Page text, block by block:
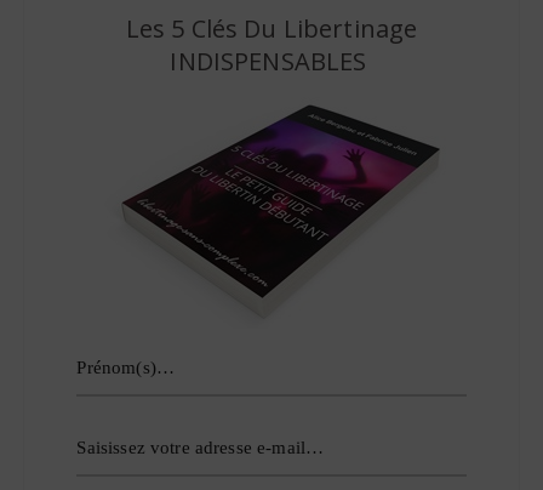
Les 5 Clés Du Libertinage
INDISPENSABLES